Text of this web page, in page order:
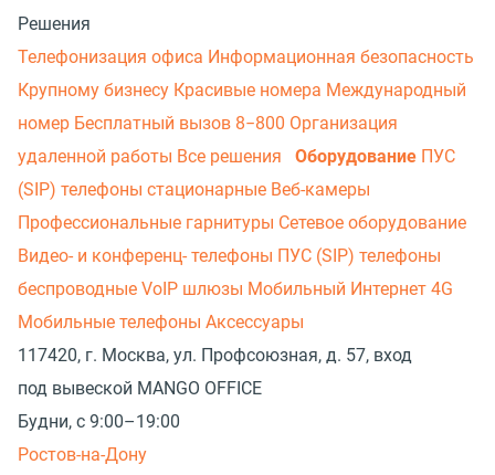
Решения
Телефонизация офиса Информационная безопасность
Крупному бизнесу Красивые номера Международный
номер Бесплатный вызов 8−800 Организация
удаленной работы Все решения Оборудование ПУС
(SIP) телефоны стационарные Веб-камеры
Профессиональные гарнитуры Сетевое оборудование
Видео- и конференц- телефоны ПУС (SIP) телефоны
беспроводные VoIP шлюзы Мобильный Интернет 4G
Мобильные телефоны Аксессуары
117420, г. Москва, ул. Профсоюзная, д. 57, вход
под вывеской MANGO OFFICE
Будни, с 9:00–19:00
Ростов-на-Дону